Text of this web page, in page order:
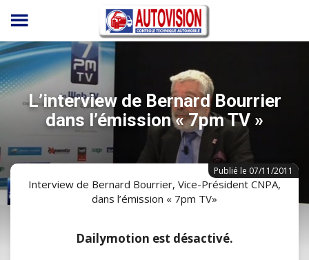
Panneau de gestion des cookies
L’interview de Bernard Bourrier
dans l’émission « 7pm TV »
Publié le 07/11/2011
Interview de Bernard Bourrier, Vice-Président CNPA,
dans l’émission « 7pm TV»
Dailymotion est désactivé.